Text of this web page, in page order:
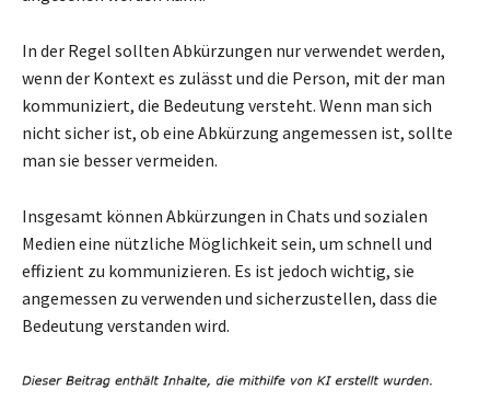
In der Regel sollten Abkürzungen nur verwendet werden,
wenn der Kontext es zulässt und die Person, mit der man
kommuniziert, die Bedeutung versteht. Wenn man sich
nicht sicher ist, ob eine Abkürzung angemessen ist, sollte
man sie besser vermeiden.
Insgesamt können Abkürzungen in Chats und sozialen
Medien eine nützliche Möglichkeit sein, um schnell und
effizient zu kommunizieren. Es ist jedoch wichtig, sie
angemessen zu verwenden und sicherzustellen, dass die
Bedeutung verstanden wird.